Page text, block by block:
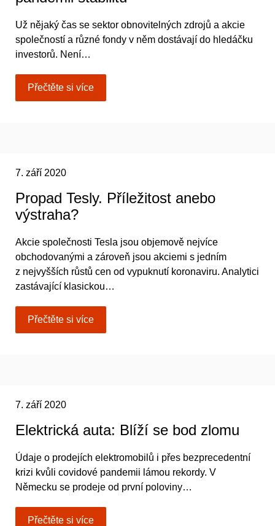
Už nějaký čas se sektor obnovitelných zdrojů a akcie
společností a různé fondy v něm dostávají do hledáčku
investorů. Není…
Přečtěte si více
7. září 2020
Propad Tesly. Příležitost anebo
výstraha?
Akcie společnosti Tesla jsou objemově nejvíce
obchodovanými a zároveň jsou akciemi s jedním
z nejvyšších růstů cen od vypuknutí koronaviru. Analytici
zastávající klasickou…
Přečtěte si více
7. září 2020
Elektrická auta: Blíží se bod zlomu
Údaje o prodejích elektromobilů i přes bezprecedentní
krizi kvůli covidové pandemii lámou rekordy. V
Německu se prodeje od první poloviny…
Přečtěte si více